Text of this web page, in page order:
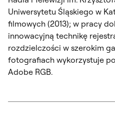
Uniwersytetu Śląskiego w
filmowych (2013); w pracy
innowacyjną technikę
rozdzielczości w szerokim
fotografiach wykorzystuje
Adobe RGB.